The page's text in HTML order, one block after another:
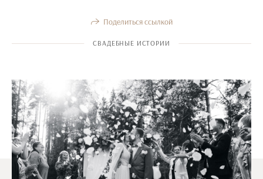
Поделиться ссылкой
СВАДЕБНЫЕ ИСТОРИИ